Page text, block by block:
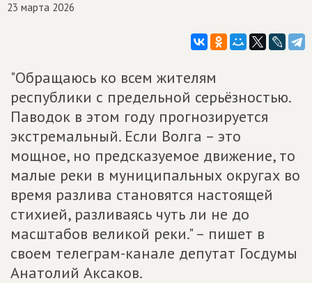
23 марта 2026
"Обращаюсь ко всем жителям
республики с предельной серьёзностью.
Паводок в этом году прогнозируется
экстремальный. Если Волга – это
мощное, но предсказуемое движение, то
малые реки в муниципальных округах во
время разлива становятся настоящей
стихией, разливаясь чуть ли не до
масштабов великой реки." – пишет в
своем телеграм-канале депутат Госдумы
Анатолий Аксаков.